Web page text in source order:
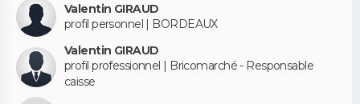
Valentin GIRAUD
profil personnel | BORDEAUX
Valentin GIRAUD
profil professionnel | Bricomarché - Responsable
caisse